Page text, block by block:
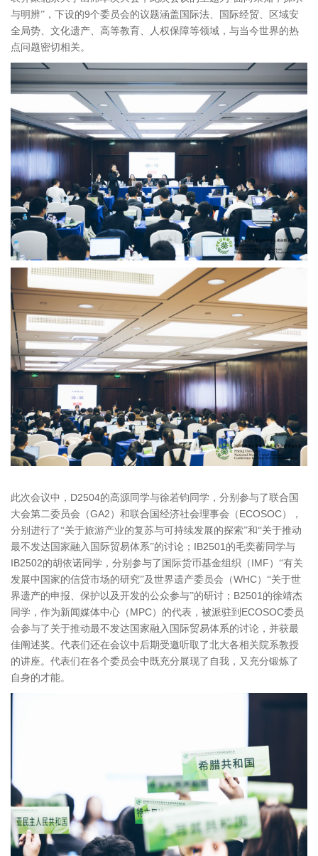
与明辨”，下设的9个委员会的议题涵盖国际法、国际经贸、区域安
全局势、文化遗产、高等教育、人权保障等领域，与当今世界的热
点问题密切相关。
此次会议中， D2504的高源同学与徐若钧同学，分别参与了联合国
大会第二委员会（GA2 ）和联合国经济社会理事会（ ECOSOC），
分别进行了“关于旅游产业的复苏与可持续发展的探索”和“关于推动
最不发达国家融入国际贸易体系”的讨论； IB2501 的毛奕蘅同学与
IB2502的胡依诺同学，分别参与了国际货币基金组织（ IMF ）“有关
发展中国家的信贷市场的研究”及世界遗产委员会（WHC）“关于世
界遗产的申报、保护以及开发的公众参与”的研讨； B2501 的徐靖杰
同学，作为新闻媒体中心（ MPC）的代表，被派驻到 ECOSOC委员
会参与了关于推动最不发达国家融入国际贸易体系的讨论，并获最
佳阐述奖。代表们还在会议中后期受邀听取了北大各相关院系教授
的讲座。代表们在各个委员会中既充分展现了自我，又充分锻炼了
自身的才能。